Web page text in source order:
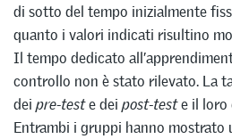
di sotto del tempo inizialmente
quanto i valori indicati risultino
Il tempo dedicato
controllo non è stato rilevato. La
dei pre-teste dei post-teste il loro
Entrambi i gruppi hanno mostrato